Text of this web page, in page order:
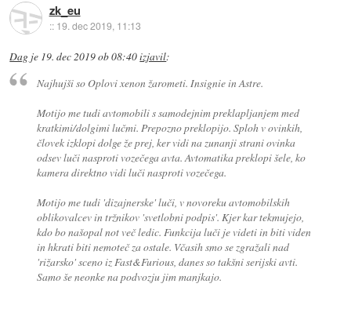
zk_eu
:: 19. dec 2019, 11:13
Dag je 19. dec 2019 ob 08:40izjavil:
Najhujši so Oplovi xenon žarometi. Insignie in Astre.
Motijo me tudi avtomobili s samodejnim preklapljanjem med
kratkimi/dolgimi lučmi. Prepozno preklopijo. Sploh v ovinkih,
človek izklopi dolge že prej, ker vidi na zunanji strani ovinka
odsev luči nasproti vozečega avta. Avtomatika preklopi šele, ko
kamera direktno vidi luči nasproti vozečega.
Motijo me tudi 'dizajnerske' luči, v novoreku avtomobilskih
oblikovalcev in tržnikov 'svetlobni podpis'. Kjer kar tekmujejo,
kdo bo našopal not več ledic. Funkcija luči je videti in biti viden
in hkrati biti nemoteč za ostale. Včasih smo se zgražali nad
'rižarsko' sceno iz Fast&Furious, danes so takšni serijski avti.
Samo še neonke na podvozju jim manjkajo.